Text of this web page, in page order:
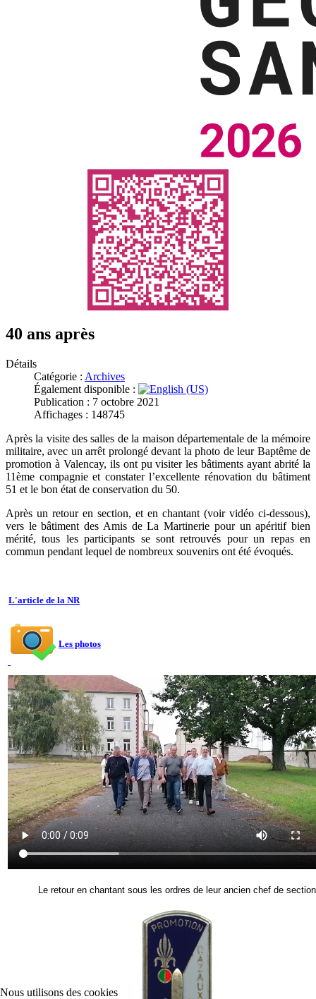
40 ans après
Détails
Catégorie : Archives
Également disponible :
Publication : 7 octobre 2021
Affichages : 148745
Après la visite des salles de la maison départementale de la mémoire
militaire, avec un arrêt prolongé devant la photo de leur Baptême de
promotion à Valencay, ils ont pu visiter les bâtiments ayant abrité la
11ème compagnie et constater l’excellente rénovation du bâtiment
51 et le bon état de conservation du 50.
Après un retour en section, et en chantant (voir vidéo ci-dessous),
vers le bâtiment des Amis de La Martinerie pour un apéritif bien
mérité, tous les participants se sont retrouvés pour un repas en
commun pendant lequel de nombreux souvenirs ont été évoqués.
L'article de la NR
Les photos
Le retour en chantant sous les ordres de leur ancien chef de section
Nous utilisons des cookies